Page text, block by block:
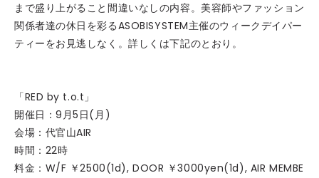
まで盛り上がること間違いなしの内容。美容師やファッション
関係者達の休日を彩るASOBISYSTEM主催のウィークデイパー
ティーをお見逃しなく。詳しくは下記のとおり。
「RED by t.o.t」
開催日：9月5日(月)
会場：代官山AIR
時間：22時
料金：W/F ￥2500(1d), DOOR ￥3000yen(1d), AIR MEMBE